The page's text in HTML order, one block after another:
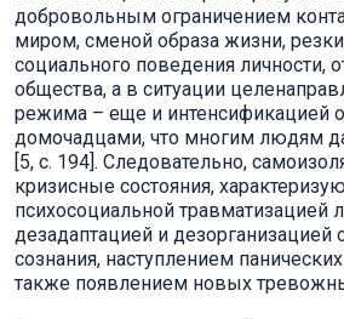
добровольным ограничением
миром, сменой образа жизни,
социального поведения личности,
общества, а в ситуации
режима – еще и интенсификацией
домочадцами, что многим людям
[5, с. 194]. Следовательно,
кризисные состояния,
психосоциальной травматизацией
дезадаптацией и дезорганизацией
сознания, наступлением
также появлением новых